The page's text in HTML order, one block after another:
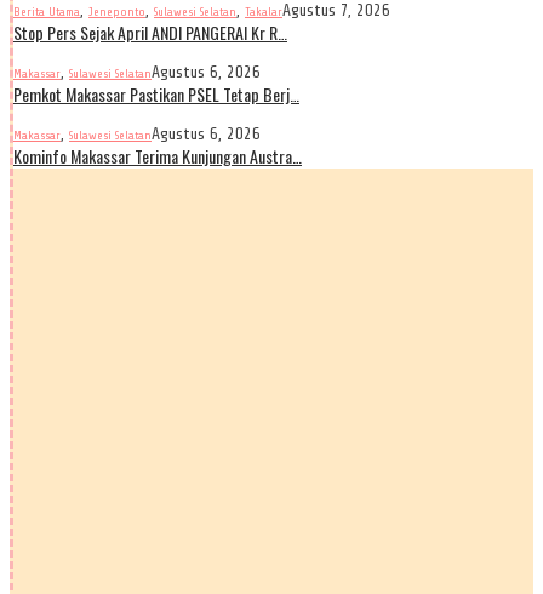
Berita Utama, Jeneponto, Sulawesi Selatan, TakalarAgustus 7, 2026
Stop Pers Sejak April ANDI PANGERAI Kr R…
Makassar, Sulawesi SelatanAgustus 6, 2026
Pemkot Makassar Pastikan PSEL Tetap Berj…
Makassar, Sulawesi SelatanAgustus 6, 2026
Kominfo Makassar Terima Kunjungan Austra…